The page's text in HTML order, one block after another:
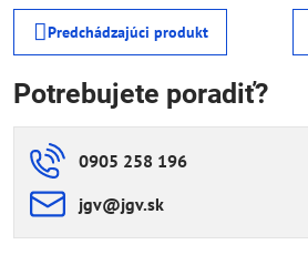
Predchádzajúci produkt
Potrebujete poradiť?
0905 258 196
jgv​@jgv​.sk